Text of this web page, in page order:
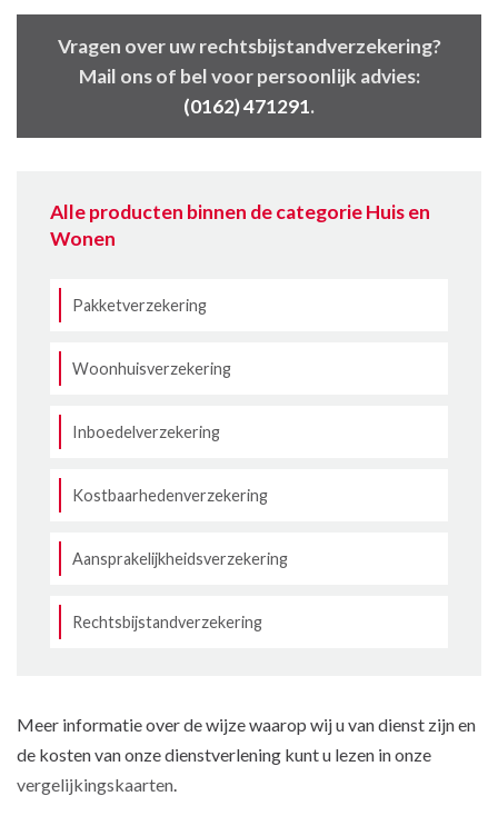
Vragen over uw rechtsbijstandverzekering?
Mail ons of bel voor persoonlijk advies:
(0162) 471291.
Alle producten binnen de categorie Huis en
Wonen
Pakketverzekering
Woonhuisverzekering
Inboedelverzekering
Kostbaarhedenverzekering
Aansprakelijkheidsverzekering
Rechtsbijstandverzekering
Meer informatie over de wijze waarop wij u van dienst zijn en
de kosten van onze dienstverlening kunt u lezen in onze
vergelijkingskaarten.